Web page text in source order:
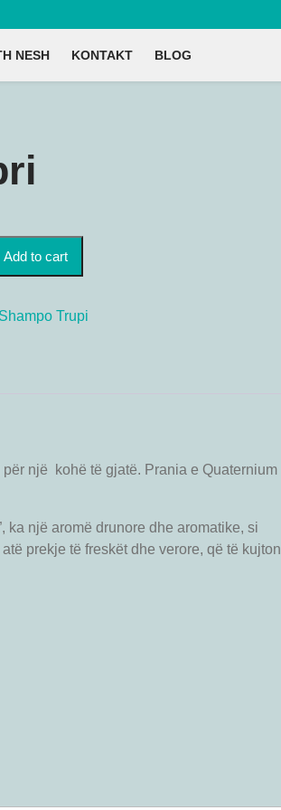
NESH KONTAKT BLOG
Add to cart
Shampo Trupi
një kohë të gjatë. Prania e Quaternium
ka një aromë drunore dhe aromatike, si
prekje të freskët dhe verore, që të kujton